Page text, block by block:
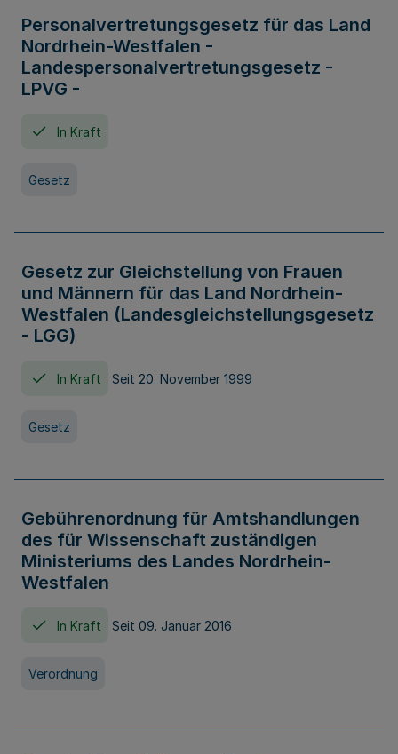
Personalvertretungsgesetz für das Land
Nordrhein-Westfalen -
Landespersonalvertretungsgesetz -
LPVG -
In Kraft
Gesetz
Gesetz zur Gleichstellung von Frauen
und Männern für das Land Nordrhein-
Westfalen (Landesgleichstellungsgesetz
- LGG)
In Kraft Seit 20. November 1999
Gesetz
Gebührenordnung für Amtshandlungen
des für Wissenschaft zuständigen
Ministeriums des Landes Nordrhein-
Westfalen
In Kraft Seit 09. Januar 2016
Verordnung